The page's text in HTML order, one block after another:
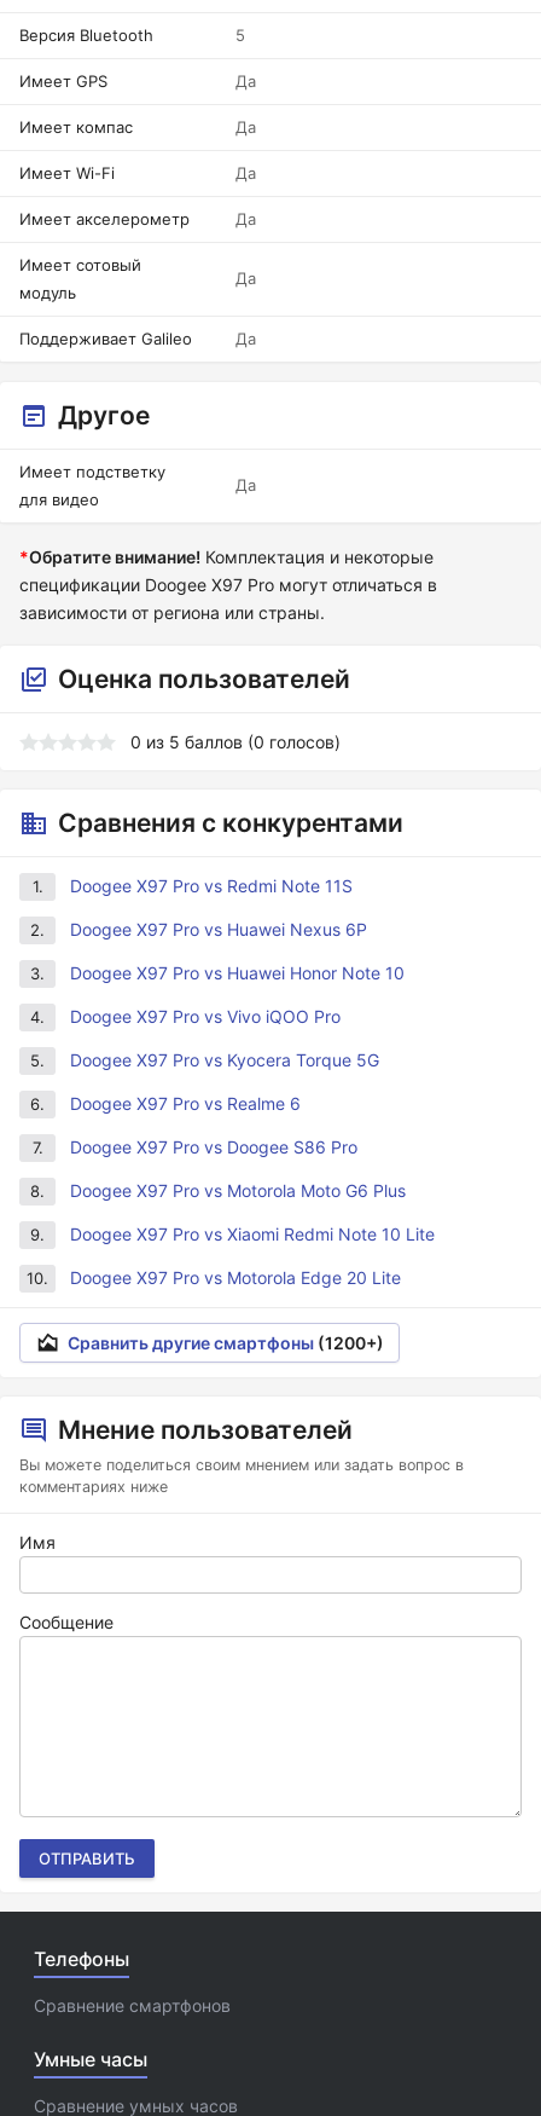
Версия Bluetooth 5
Имеет GPS Да
Имеет компас Да
Имеет Wi-Fi Да
Имеет акселерометр Да
Имеет сотовый
модуль
Да
Поддерживает Galileo Да
Другое
Имеет подстветку
для видео
Да
*Обратите внимание! Комплектация и некоторые
спецификации Doogee X97 Pro могут отличаться в
зависимости от региона или страны.
Оценка пользователей
0 из 5 баллов (0 голосов)
Сравнения с конкурентами
1. Doogee X97 Pro vs Redmi Note 11S
2. Doogee X97 Pro vs Huawei Nexus 6P
3. Doogee X97 Pro vs Huawei Honor Note 10
4. Doogee X97 Pro vs Vivo iQOO Pro
5. Doogee X97 Pro vs Kyocera Torque 5G
6. Doogee X97 Pro vs Realme 6
7. Doogee X97 Pro vs Doogee S86 Pro
8. Doogee X97 Pro vs Motorola Moto G6 Plus
9. Doogee X97 Pro vs Xiaomi Redmi Note 10 Lite
10. Doogee X97 Pro vs Motorola Edge 20 Lite
Сравнить другие смартфоны (1200+)
Мнение пользователей
Вы можете поделиться своим мнением или задать вопрос в
комментариях ниже
Имя
Сообщение
ОТПРАВИТЬ
Телефоны
Сравнение смартфонов
Умные часы
Сравнение умных часов